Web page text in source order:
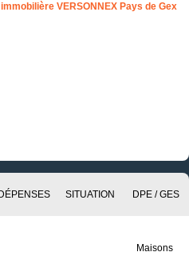
VERSONNEX Pays de Gex
DÉPENSES SITUATION DPE / GES
Maisons